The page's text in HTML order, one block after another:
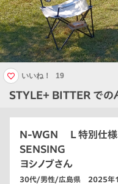
STYLE＋ BITTER での
いいね！ 19
N-WGN L 特別仕様
SENSING
ヨシノブさん
30代/男性/広島県 2025年